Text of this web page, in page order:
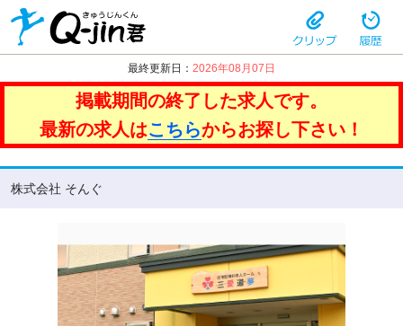
最終更新日： 2026年08月07日
掲載期間の終了した求人です。
最新の求人はこちらからお探し下さい！
株式会社 そんぐ